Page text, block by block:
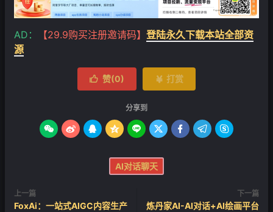
AD： 【29.9购买注册邀请码】 登陆永久下载本站全部资
源
 赞(0)  打赏
分享到
        
AI对话聊天
上一篇
FoxAi：一站式AIGC内容生产
下一篇
炼丹家AI-AI对话+AI绘画平台